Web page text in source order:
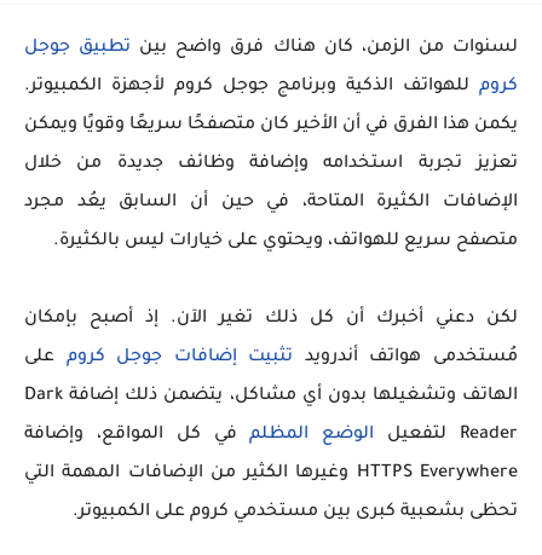
لسنوات من الزمن، كان هناك فرق واضح بين تطبيق جوجل
كروم للهواتف الذكية وبرنامج جوجل كروم لأجهزة الكمبيوتر.
يكمن هذا الفرق في أن الأخير كان متصفحًا سريعًا وقويًا ويمكن
تعزيز تجربة استخدامه وإضافة وظائف جديدة من خلال
الإضافات الكثيرة المتاحة، في حين أن السابق يعُد مجرد
متصفح سريع للهواتف، ويحتوي على خيارات ليس بالكثيرة.
لكن دعني أخبرك أن كل ذلك تغير الآن. إذ أصبح بإمكان
مُستخدمى هواتف أندرويد تثبيت إضافات جوجل كروم على
الهاتف وتشغيلها بدون أي مشاكل، يتضمن ذلك إضافة Dark
Reader لتفعيل
الوضع المظلمفي كل المواقع، وإضافة
HTTPS Everywhere وغيرها الكثير من الإضافات المهمة التي
تحظى بشعبية كبرى بين مستخدمي كروم على الكمبيوتر.